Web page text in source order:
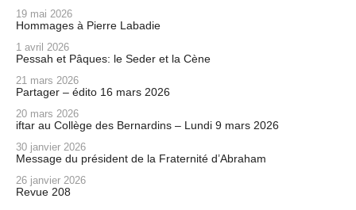
19 mai 2026
Hommages à Pierre Labadie
1 avril 2026
Pessah et Pâques: le Seder et la Cène
21 mars 2026
Partager – édito 16 mars 2026
20 mars 2026
iftar au Collège des Bernardins – Lundi 9 mars 2026
30 janvier 2026
Message du président de la Fraternité d’Abraham
26 janvier 2026
Revue 208